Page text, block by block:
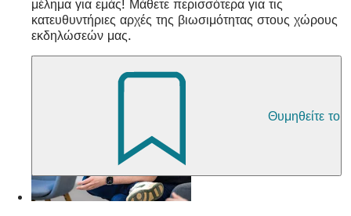
μέλημα για εμάς! Μάθετε περισσότερα για τις
κατευθυντήριες αρχές της βιωσιμότητας στους χώρους
εκδηλώσεών μας.
Θυμηθείτε το